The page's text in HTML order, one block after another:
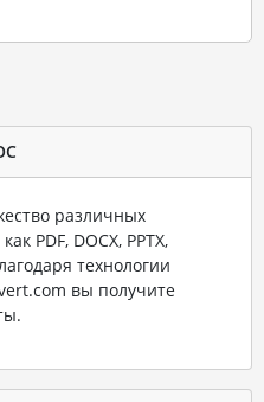
различных
PDF, DOCX, PPTX,
технологии
вы получите